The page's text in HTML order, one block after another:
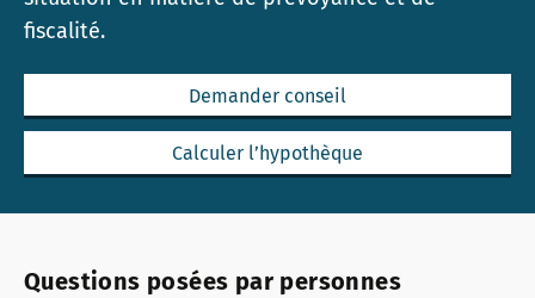
fiscalité.
Demander conseil
Calculer l’hypothèque
Questions posées par personnes